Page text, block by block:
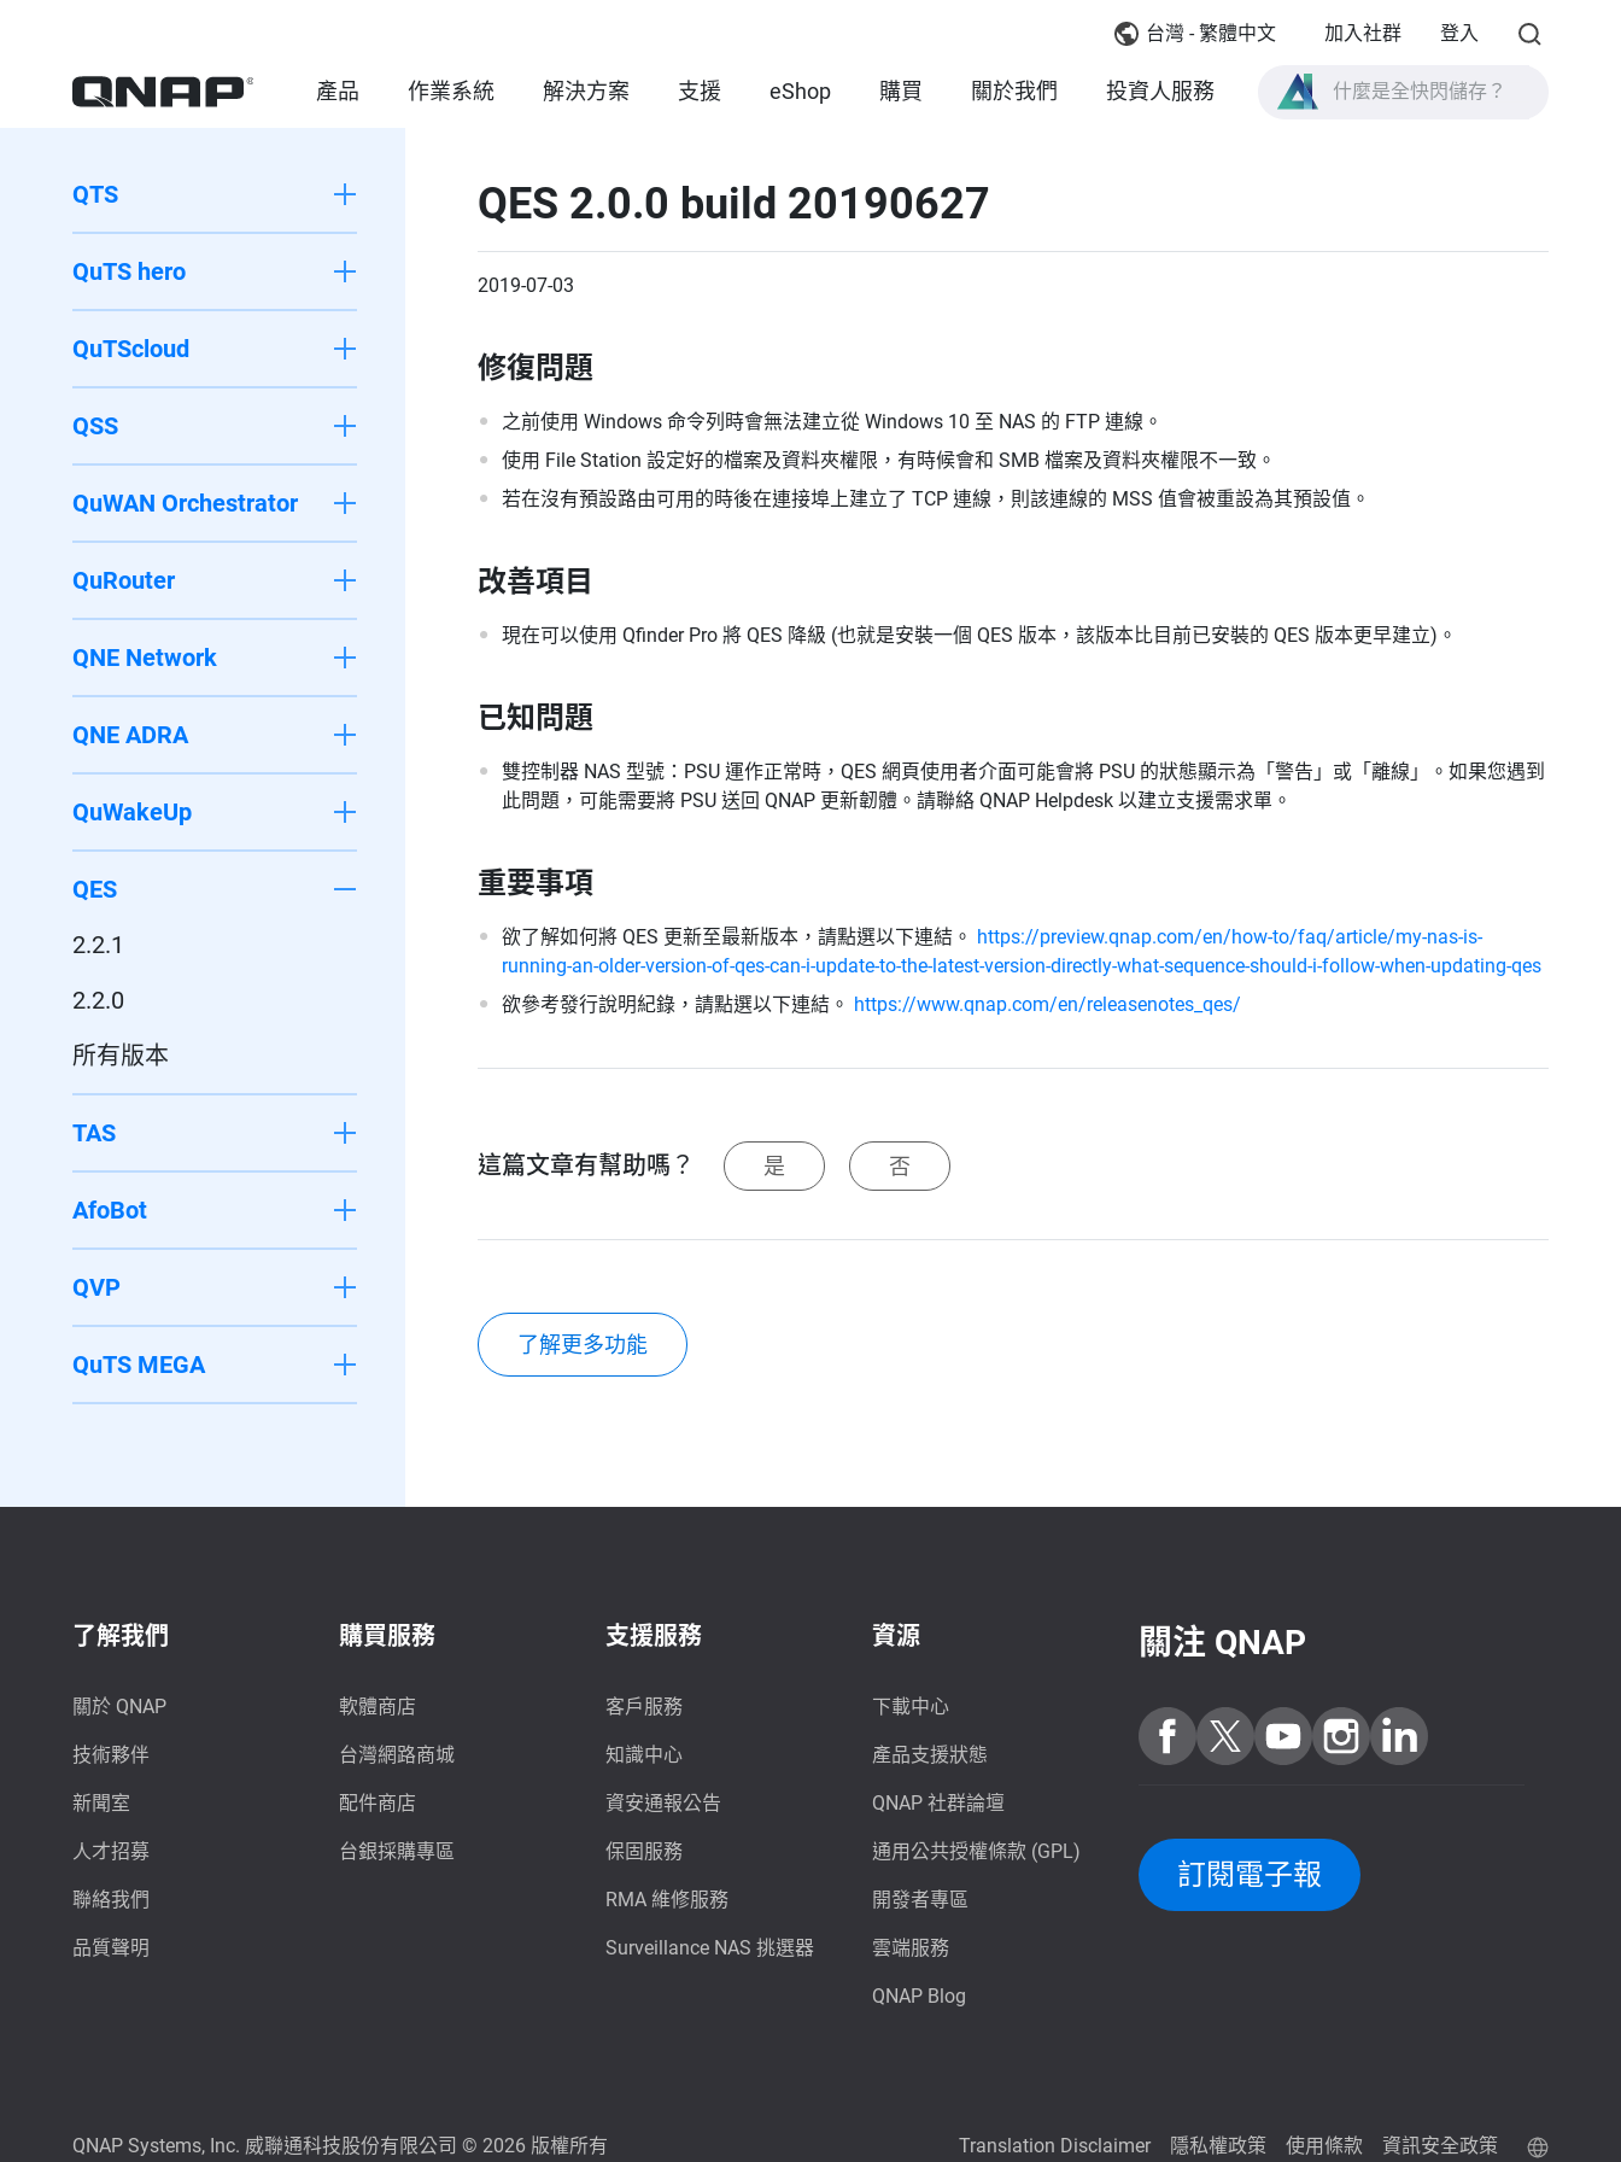
台灣 - 繁體中文 加入社群 登入
產品 作業系統 解決方案 支援 eShop 購買 關於我們 投資人服務 什麼是全快閃儲存？
什麼是全快閃儲存？
QTS
QuTS hero
QuTScloud
QSS
QuWAN Orchestrator
QuRouter
QNE Network
QNE ADRA
QuWakeUp
QES
2.2.1
2.2.0
所有版本
TAS
AfoBot
QVP
QuTS MEGA
QES 2.0.0 build 20190627
2019-07-03
修復問題
之前使用 Windows 命令列時會無法建立從 Windows 10 至 NAS 的 FTP 連線。
使用 File Station 設定好的檔案及資料夾權限，有時候會和 SMB 檔案及資料夾權限不一致。
若在沒有預設路由可用的時後在連接埠上建立了 TCP 連線，則該連線的 MSS 值會被重設為其預設值。
改善項目
現在可以使用 Qfinder Pro 將 QES 降級 (也就是安裝一個 QES 版本，該版本比目前已安裝的 QES 版本更早建立)。
已知問題
雙控制器 NAS 型號：PSU 運作正常時，QES 網頁使用者介面可能會將 PSU 的狀態顯示為「警告」或「離線」。如果您遇到
此問題，可能需要將 PSU 送回 QNAP 更新韌體。請聯絡 QNAP Helpdesk 以建立支援需求單。
重要事項
欲了解如何將 QES 更新至最新版本，請點選以下連結。 https://preview.qnap.com/en/how-to/faq/article/my-nas-is-
running-an-older-version-of-qes-can-i-update-to-the-latest-version-directly-what-sequence-should-i-follow-when-updating-qes
欲參考發行說明紀錄，請點選以下連結。 https://www.qnap.com/en/releasenotes_qes/
這篇文章有幫助嗎？ 是 否
了解更多功能
了解我們
關於 QNAP
技術夥伴
新聞室
人才招募
聯絡我們
品質聲明
購買服務
軟體商店
台灣網路商城
配件商店
台銀採購專區
支援服務
客戶服務
知識中心
資安通報公告
保固服務
RMA 維修服務
Surveillance NAS 挑選器
資源
下載中心
產品支援狀態
QNAP 社群論壇
通用公共授權條款 (GPL)
開發者專區
雲端服務
QNAP Blog
關注 QNAP
訂閱電子報
QNAP Systems, Inc. 威聯通科技股份有限公司 © 2026 版權所有 Translation Disclaimer 隱私權政策 使用條款 資訊安全政策